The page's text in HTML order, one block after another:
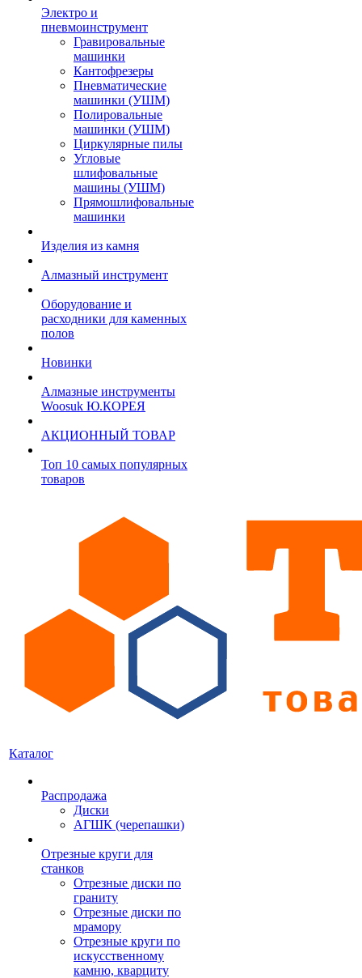
Электро и
пневмоинструмент
Гравировальные
машинки
Кантофрезеры
Пневматические
машинки (УШМ)
Полировальные
машинки (УШМ)
Циркулярные пилы
Угловые
шлифовальные
машины (УШМ)
Прямошлифовальные
машинки
Изделия из камня
Алмазный инструмент
Оборудование и
расходники для каменных
полов
Новинки
Алмазные инструменты
Woosuk Ю.КОРЕЯ
АКЦИОННЫЙ ТОВАР
Топ 10 самых популярных
товаров
Каталог
Распродажа
Диски
АГШК (черепашки)
Отрезные круги для
станков
Отрезные диски по
граниту
Отрезные диски по
мрамору
Отрезные круги по
искусственному
камню, кварциту